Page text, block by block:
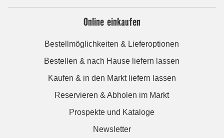
Online einkaufen
Bestellmöglichkeiten & Lieferoptionen
Bestellen & nach Hause liefern lassen
Kaufen & in den Markt liefern lassen
Reservieren & Abholen im Markt
Prospekte und Kataloge
Newsletter